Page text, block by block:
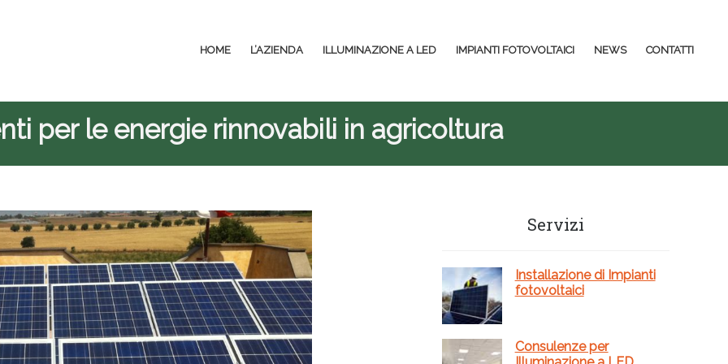
HOME L’AZIENDA ILLUMINAZIONE A LED IMPIANTI FOTOVOLTAICI NEWS CONTATTI
per le energie rinnovabili in agricoltura
primaria
Servizi
Installazione di Impianti
fotovoltaici
Consulenze per